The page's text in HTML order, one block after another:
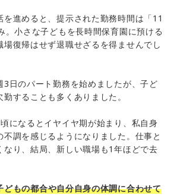
を進めると、提示された勤務時間は「11
。小さな子どもを長時間保育園に預ける
場復帰はせず退職せざるを得ませんでし
3日のパート勤務を始めましたが、子ど
することも多くありました。
になるとイヤイヤ期が始まり、私自身
不調を感じるようになりました。仕事と
なり、結局、新しい職場も1年ほどで去
どもの都合や自分自身の体調に合わせて